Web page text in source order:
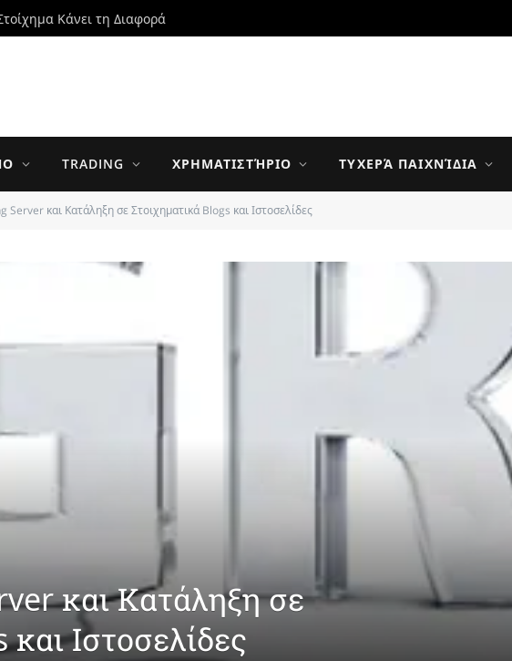
Κάνει τη Διαφορά
TRADING ΧΡΗΜΑΤΙΣΤΉΡΙΟ ΤΥΧΕΡΆ ΠΑΙΧΝΊΔΙΑ
Server και Κατάληξη σε Στοιχηματικά Blogs και Ιστοσελίδες
και Κατάληξη σε
Ιστοσελίδες